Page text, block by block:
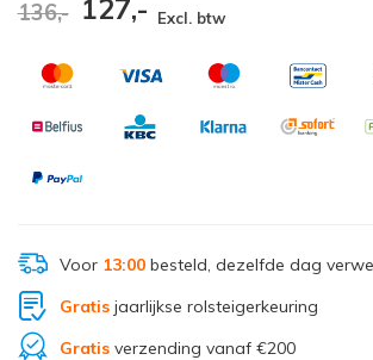
136,- 127,- Excl. btw
Voor 13:00besteld, dezelfde dag
Gratisjaarlijkse rolsteigerkeuring
Gratisverzending vanaf €200